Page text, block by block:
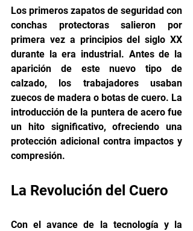
Los primeros zapatos de seguridad con
conchas protectoras salieron por
primera vez a principios del siglo XX
durante la era industrial. Antes de la
aparición de este nuevo tipo de
calzado, los trabajadores usaban
zuecos de madera o botas de cuero. La
introducción de la puntera de acero fue
un hito significativo, ofreciendo una
protección adicional contra impactos y
compresión.
La Revolución del Cuero
Con el avance de la tecnología y la